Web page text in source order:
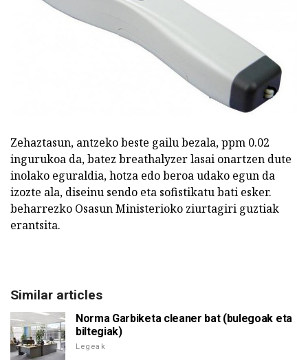
Zehaztasun, antzeko beste gailu bezala, ppm 0.02
ingurukoa da, batez breathalyzer lasai onartzen dute
inolako eguraldia, hotza edo beroa udako egun da
izozte ala, diseinu sendo eta sofistikatu bati esker.
beharrezko Osasun Ministerioko ziurtagiri guztiak
erantsita.
Similar articles
Norma Garbiketa cleaner bat (bulegoak eta
biltegiak)
Legeak